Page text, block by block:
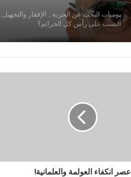
غزو العراق للكويت: بين هندسة مشروع
الحماية الأمريكية ومعاقبة دول الخليج لليمن
سبتة ومليلة: بين طوفان التحرير الذي هز
تعلموا حب الإسلام من جبران خليل جبران
عصر انكفاء العولمة والعلمانية!